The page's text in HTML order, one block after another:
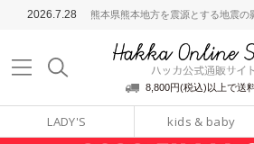
2026.7.28 熊本県熊本地方を震源とする地震の影響に
8,800円(税込)以上で送
LADY'S kids & baby
通販サイト